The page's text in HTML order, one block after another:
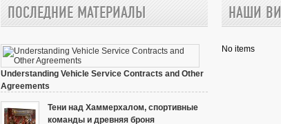
ПОСЛЕДНИЕ МАТЕРИАЛЫ
Understanding Vehicle Service Contracts and Other
Agreements
Тени над Хаммерхалом, спортивные
команды и древняя броня
НАШИ
No items